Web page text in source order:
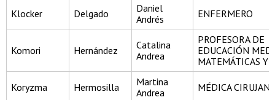
Klocker Delgado
Daniel
Andrés
ENFERMERO
Komori Hernández
Catalina
Andrea
PROFESORA DE
EDUCACIÓN
MATEMÁTICAS Y
Koryzma Hermosilla
Martina
Andrea
MÉDICA CIRUJANA